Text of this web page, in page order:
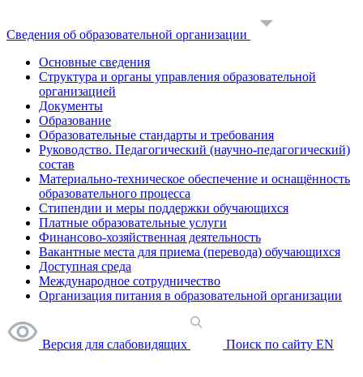
Сведения об образовательной организации
Основные сведения
Структура и органы управления образовательной
организацией
Документы
Образование
Образовательные стандарты и требования
Руководство. Педагогический (научно-педагогический)
состав
Материально-техническое обеспечение и оснащённость
образовательного процесса
Стипендии и меры поддержки обучающихся
Платные образовательные услуги
Финансово-хозяйственная деятельность
Вакантные места для приема (перевода) обучающихся
Доступная среда
Международное сотрудничество
Организация питания в образовательной организации
Версия для слабовидящих Поиск по сайту EN